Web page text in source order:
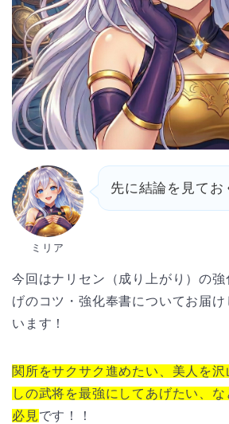
ミリア
先に結論を見てお
今回はナリセン（成り上がり）の強
げのコツ・強化奉書についてお届
います！
関所をサクサク進めたい、美人を
しの武将を最強にしてあげたい、
必見です！！